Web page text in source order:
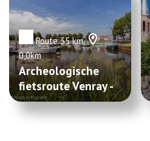
Route 35 km
0,0km
Archeologische
fietsroute Venray -
Oostlus